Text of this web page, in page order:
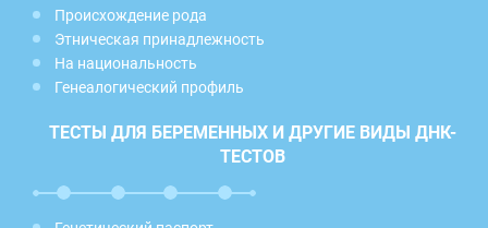
Происхождение рода
Этническая принадлежность
На национальность
Генеалогический профиль
ТЕСТЫ ДЛЯ БЕРЕМЕННЫХ И ДРУГИЕ ВИДЫ ДНК-
ТЕСТОВ